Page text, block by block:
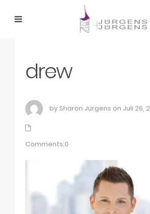
drew
by Sharon Jürgens on Juli 26,
Comments:0